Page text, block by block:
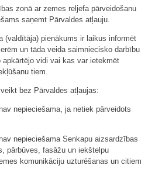
zonā ar zemes reljefa pārveidošanu
saņemt Pārvaldes atļauju.
(valdītāja) pienākums ir laikus informēt
un tāda veida saimniecisko darbību
vidi vai kas var ietekmēt
tiem.
bez Pārvaldes atļaujas:
nepieciešama, ja netiek pārveidots
nepieciešama Senkapu aizsardzības
pārbūves, fasāžu un iekštelpu
komunikāciju uzturēšanas un citiem